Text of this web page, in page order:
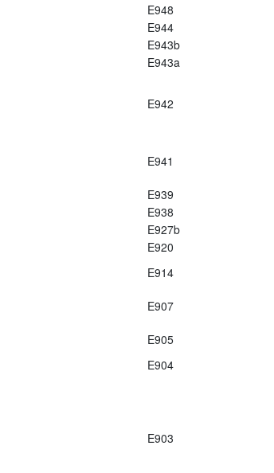
E948
E944
E943b
E943a
E942
E941
E939
E938
E927b
E920
E914
E907
E905
E904
E903